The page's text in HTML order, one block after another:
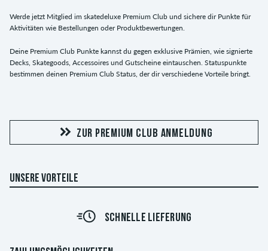
Werde jetzt Mitglied im skatedeluxe Premium Club und sichere dir Punkte für
Aktivitäten wie Bestellungen oder Produktbewertungen.
Deine Premium Club Punkte kannst du gegen exklusive Prämien, wie signierte
Decks, Skategoods, Accessoires und Gutscheine eintauschen. Statuspunkte
bestimmen deinen Premium Club Status, der dir verschiedene Vorteile bringt.
ZUR PREMIUM CLUB ANMELDUNG
UNSERE VORTEILE
SCHNELLE LIEFERUNG